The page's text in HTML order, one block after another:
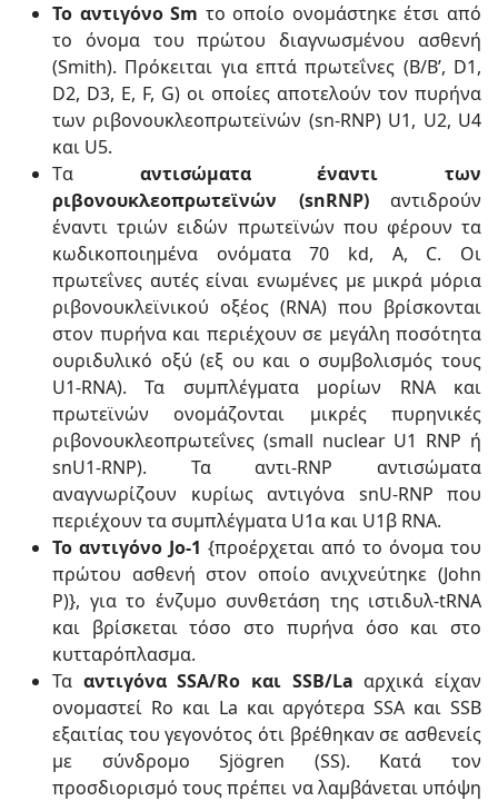
Το αντιγόνο Sm το οποίο ονομάστηκε έτσι από
το όνομα του πρώτου διαγνωσμένου ασθενή
(Smith). Πρόκειται για επτά πρωτεΐνες (Β/Β’, D1,
D2, D3, Ε, F, G) οι οποίες αποτελούν τον πυρήνα
των ριβονουκλεοπρωτεϊνών (sn-RNP) U1, U2, U4
και U5.
Tα αντισώματα έναντι των
ριβονουκλεοπρωτεϊνών (snRNP)αντιδρούν
έναντι τριών ειδών πρωτεϊνών που φέρουν τα
κωδικοποιημένα ονόματα 70 kd, A, C. Οι
πρωτεΐνες αυτές είναι ενωμένες με μικρά μόρια
ριβονουκλεϊνικού οξέος (RNA) που βρίσκονται
στον πυρήνα και περιέχουν σε μεγάλη ποσότητα
ουριδυλικό οξύ (εξ ου και ο συμβολισμός τους
U1-RNA). Τα συμπλέγματα μορίων RNA και
πρωτεϊνών ονομάζονται μικρές πυρηνικές
ριβονουκλεοπρωτεΐνες (small nuclear U1 RNP ή
snU1-RNP). Τα αντι-RNP αντισώματα
αναγνωρίζουν κυρίως αντιγόνα snU-RNP που
περιέχουν τα συμπλέγματα U1α και U1β RNA.
To αντιγόνο Jo-1 {προέρχεται από το όνομα του
πρώτου ασθενή στον οποίο ανιχνεύτηκε (John
P)}, για το ένζυμο συνθετάση της ιστιδυλ-tRNA
και βρίσκεται τόσο στο πυρήνα όσο και στο
κυτταρόπλασμα.
Τα αντιγόνα SSA/Ro και SSB/La αρχικά είχαν
ονομαστεί Ro και La και αργότερα SSA και SSB
εξαιτίας του γεγονότος ότι βρέθηκαν σε ασθενείς
με σύνδρομο Sjögren (SS). Κατά τον
προσδιορισμό τους πρέπει να λαμβάνεται υπόψη